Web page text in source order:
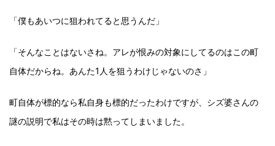
「僕もあいつに狙われてると思うんだ」
「そんなことはないさね。アレが恨みの対象にしてるのはこの町
自体だからね。あんた1人を狙うわけじゃないのさ」
町自体が標的なら私自身も標的だったわけですが、シズ婆さんの
謎の説明で私はその時は黙ってしまいました。